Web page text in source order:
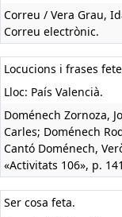
Correu / Vera Grau,
Correu electrònic.
Locucions i frases
Lloc: País Valencià.
Doménech Zornoza,
Carles; Doménech
Cantó Doménech,
«Activitats 106», p.
Ser cosa feta.